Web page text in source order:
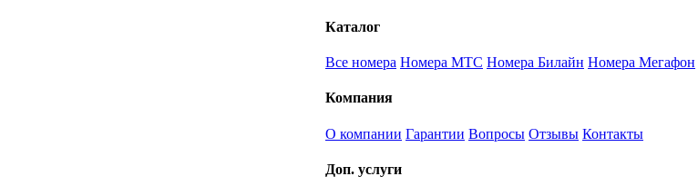
Каталог
Все номера Номера МТС Номера Билайн Номера Мегафон
Компания
О компании Гарантии Вопросы Отзывы Контакты
Доп. услуги